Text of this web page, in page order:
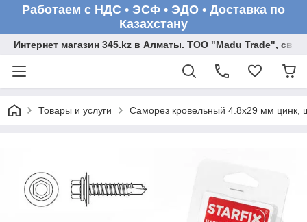
Работаем с НДС • ЭСФ • ЭДО • Доставка по
Казахстану
Интернет магазин 345.kz в Алматы. ТОО "Madu Trade",
Товары и услуги Саморез кровельный 4.8х29 мм цинк,